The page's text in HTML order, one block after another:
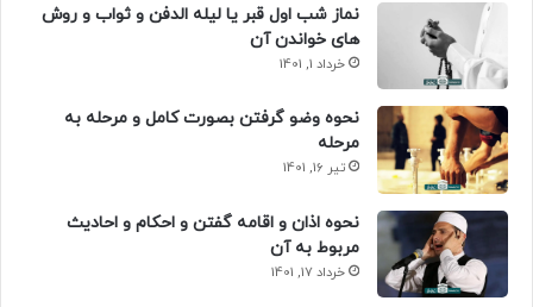
نماز شب اول قبر یا لیله الدفن و ثواب و روش
های خواندن آن
خرداد 1, 1401
نحوه وضو گرفتن بصورت کامل و مرحله به
مرحله
تیر 16, 1401
نحوه اذان و اقامه گفتن و احکام و احادیث
مربوط به آن
خرداد 17, 1401